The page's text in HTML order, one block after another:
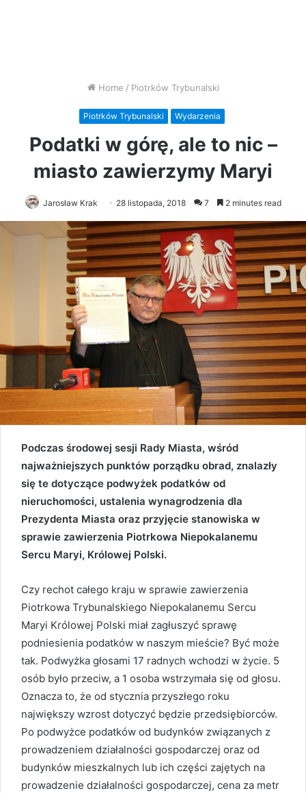
Home / Piotrków Trybunalski
Piotrków Trybunalski Wydarzenia
Podatki w górę, ale to nic –
miasto zawierzymy Maryi
Jarosław Krak 28 listopada, 2018 7 2 minutes read
Podczas środowej sesji Rady Miasta, wśród
najważniejszych punktów porządku obrad, znalazły
się te dotyczące podwyżek podatków od
nieruchomości, ustalenia wynagrodzenia dla
Prezydenta Miasta oraz przyjęcie stanowiska w
sprawie zawierzenia Piotrkowa Niepokalanemu
Sercu Maryi, Królowej Polski.
Czy rechot całego kraju w sprawie zawierzenia
Piotrkowa Trybunalskiego Niepokalanemu Sercu
Maryi Królowej Polski miał zagłuszyć sprawę
podniesienia podatków w naszym mieście? Być może
tak. Podwyżka głosami 17 radnych wchodzi w życie. 5
osób było przeciw, a 1 osoba wstrzymała się od głosu.
Oznacza to, że od stycznia przyszłego roku
największy wzrost dotyczyć będzie przedsiębiorców.
Po podwyżce podatków od budynków związanych z
prowadzeniem działalności gospodarczej oraz od
budynków mieszkalnych lub ich części zajętych na
prowadzenie działalności gospodarczej, cena za metr